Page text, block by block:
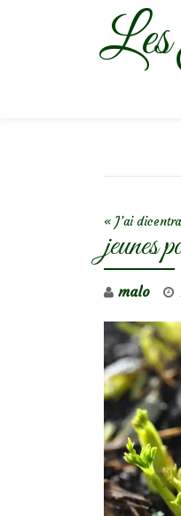
« J’ai
jeunes
malo